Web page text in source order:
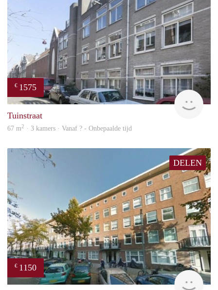
€ 1575
Tuinstraat
67 m2 · 3 kamers · Vanaf ? - Onbepaalde tijd
DELEN
€ 1150